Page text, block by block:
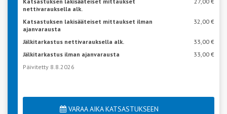
nettivarauksella alk.
Katsastuksen lakisääteiset mittaukset ilman
ajanvarausta
32,00 €
Jälkitarkastus nettivarauksella alk.
33,00 €
Jälkitarkastus ilman ajanvarausta
33,00 €
Päivitetty 8.8.2026
VARAA AIKA KATSASTUKSEEN